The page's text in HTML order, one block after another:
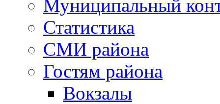
Муниципальный
Статистика
СМИ района
Гостям района
Вокзалы